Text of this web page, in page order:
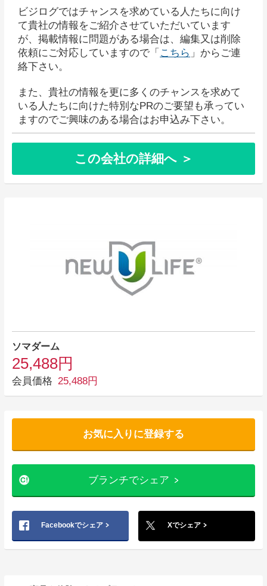
ビジログではチャンスを求めている人たちに向け
て貴社の情報をご紹介させていただいています
が、掲載情報に問題がある場合は、編集又は削除
依頼にご対応していますので「 こちら 」からご連
絡下さい。
また、貴社の情報を更に多くのチャンスを求めて
いる人たちに向けた特別なPRのご要望も承ってい
ますのでご興味のある場合はお申込み下さい。
この会社の詳細へ ＞
ソマダーム
25,488円
会員価格 25,488円
お気に入りに登録する
ブランチでシェア
Facebookでシェア Xでシェア